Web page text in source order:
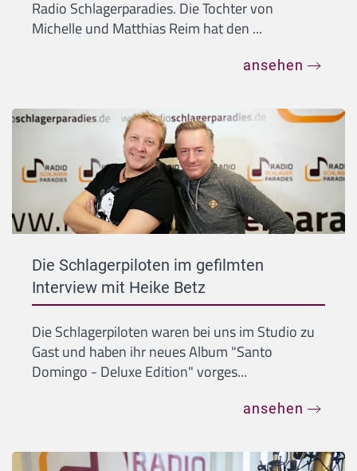
Radio Schlagerparadies. Die Tochter von
Michelle und Matthias Reim hat den ...
ansehen
Die Schlagerpiloten im gefilmten
Interview mit Heike Betz
Die Schlagerpiloten waren bei uns im Studio zu
Gast und haben ihr neues Album "Santo
Domingo - Deluxe Edition" vorges...
ansehen